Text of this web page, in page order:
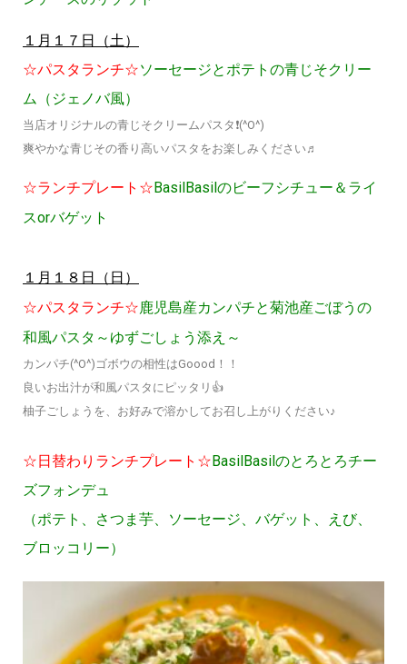
１月１７日（土）
☆パスタランチ☆ソーセージとポテトの青じそクリー
ム（ジェノバ風）
当店オリジナルの青じそクリームパスタ❗(^O^)
爽やかな青じその香り高いパスタをお楽しみください♬
☆ランチプレート☆BasilBasilのビーフシチュー＆ライ
スorバゲット
１月１８日（日）
☆パスタランチ☆鹿児島産カンパチと菊池産ごぼうの
和風パスタ～ゆずごしょう添え～
カンパチ(^O^)ゴボウの相性はGoood！！
良いお出汁が和風パスタにピッタリ👍
柚子ごしょうを、お好みで溶かしてお召し上がりください♪
☆日替わりランチプレート☆BasilBasilのとろとろチー
ズフォンデュ
（ポテト、さつま芋、ソーセージ、バゲット、えび、
ブロッコリー）